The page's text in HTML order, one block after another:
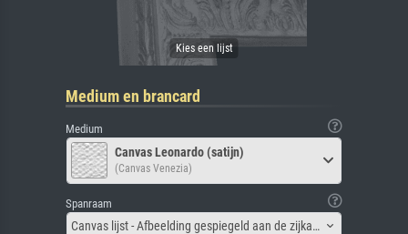
Medium en brancard
Medium
Canvas Leonardo (satijn)
(Canvas Venezia)
Spanraam
Canvas lijst - Afbeelding gespiegeld aan de zijkant